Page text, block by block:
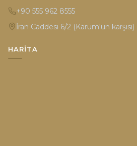
+90 555 962 8555
İran Caddesi 6/2 (Karum'un
HARITA